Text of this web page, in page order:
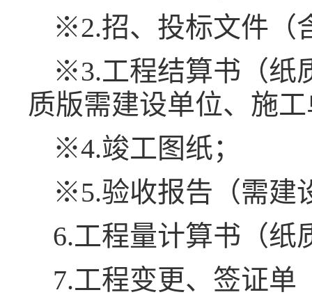
※2.招、投标文件（
※3.工程结算书（纸
质版需建设单位、施
※4.竣工图纸；
※5.验收报告（需建
6.工程量计算书（纸
7.工程变更、签证单